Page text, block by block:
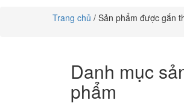
Trang chủ / Sản phẩm được gắn
Danh mục
phẩm